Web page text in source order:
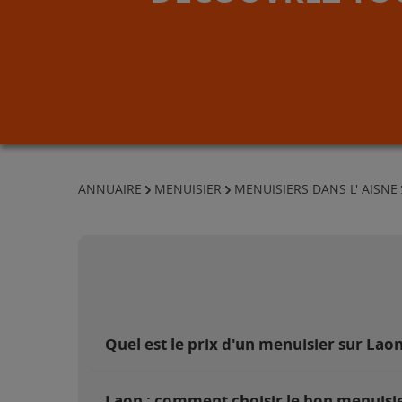
ANNUAIRE MENUISIER MENUISIERS DANS L' AISNE
Quel est le prix d'un menuisier sur